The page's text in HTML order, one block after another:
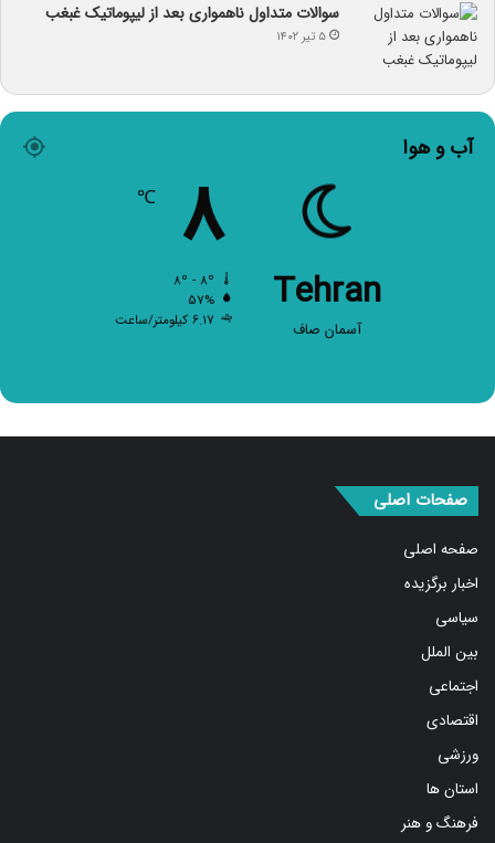
سوالات متداول ناهمواری بعد از لیپوماتیک غبغب
۵ تیر ۱۴۰۲
آب و هوا
Tehran
آسمان صاف
۸ ℃
۵۷%
۶.۱۷ کیلومتر/ساعت
صفحات اصلی
صفحه اصلی
اخبار برگزیده
سیاسی
بین الملل
اجتماعی
اقتصادی
ورزشی
استان ها
فرهنگ و هنر